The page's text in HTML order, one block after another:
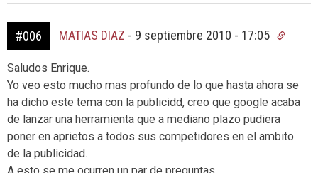
#006 MATIAS DIAZ - 9 septiembre 2010 - 17:05
Saludos Enrique.
Yo veo esto mucho mas profundo de lo que hasta ahora se
ha dicho este tema con la publicidd, creo que google acaba
de lanzar una herramienta que a mediano plazo pudiera
poner en aprietos a todos sus competidores en el ambito
de la publicidad.